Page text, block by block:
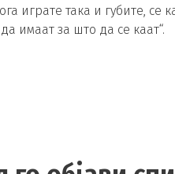
играте така и губите,
имаат за што да се каат“.